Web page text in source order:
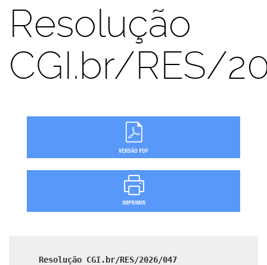
Resolução
CGI.br/RES/
Resolução CGI.br/RES/2026/047